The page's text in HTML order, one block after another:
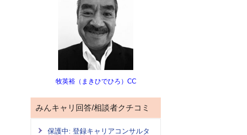
牧英裕（まきひでひろ）CC
みんキャリ回答/相談者クチコミ
保護中: 登録キャリアコンサルタ